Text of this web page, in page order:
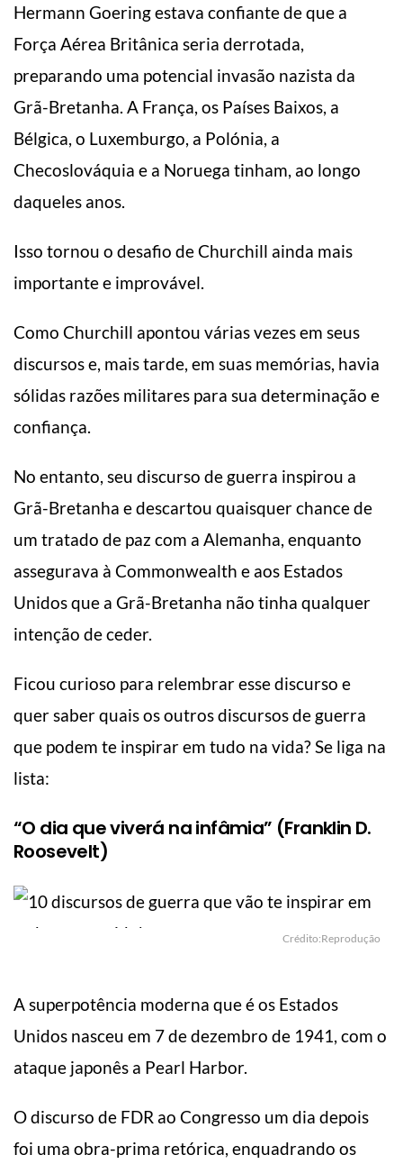
Hermann Goering estava confiante de que a
Força Aérea Britânica seria derrotada,
preparando uma potencial invasão nazista da
Grã-Bretanha. A França, os Países Baixos, a
Bélgica, o Luxemburgo, a Polónia, a
Checoslováquia e a Noruega tinham, ao longo
daqueles anos.
Isso tornou o desafio de Churchill ainda mais
importante e improvável.
Como Churchill apontou várias vezes em seus
discursos e, mais tarde, em suas memórias, havia
sólidas razões militares para sua determinação e
confiança.
No entanto, seu discurso de guerra inspirou a
Grã-Bretanha e descartou quaisquer chance de
um tratado de paz com a Alemanha, enquanto
assegurava à Commonwealth e aos Estados
Unidos que a Grã-Bretanha não tinha qualquer
intenção de ceder.
Ficou curioso para relembrar esse discurso e
quer saber quais os outros discursos de guerra
que podem te inspirar em tudo na vida? Se liga na
lista:
“O dia que viverá na infâmia” (Franklin D.
Roosevelt)
Crédito:Reprodução
A superpotência moderna que é os Estados
Unidos nasceu em 7 de dezembro de 1941, com o
ataque japonês a Pearl Harbor.
O discurso de FDR ao Congresso um dia depois
foi uma obra-prima retórica, enquadrando os